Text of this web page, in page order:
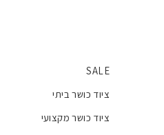
SALE
ציוד כושר ביתי
ציוד כושר מקצועי